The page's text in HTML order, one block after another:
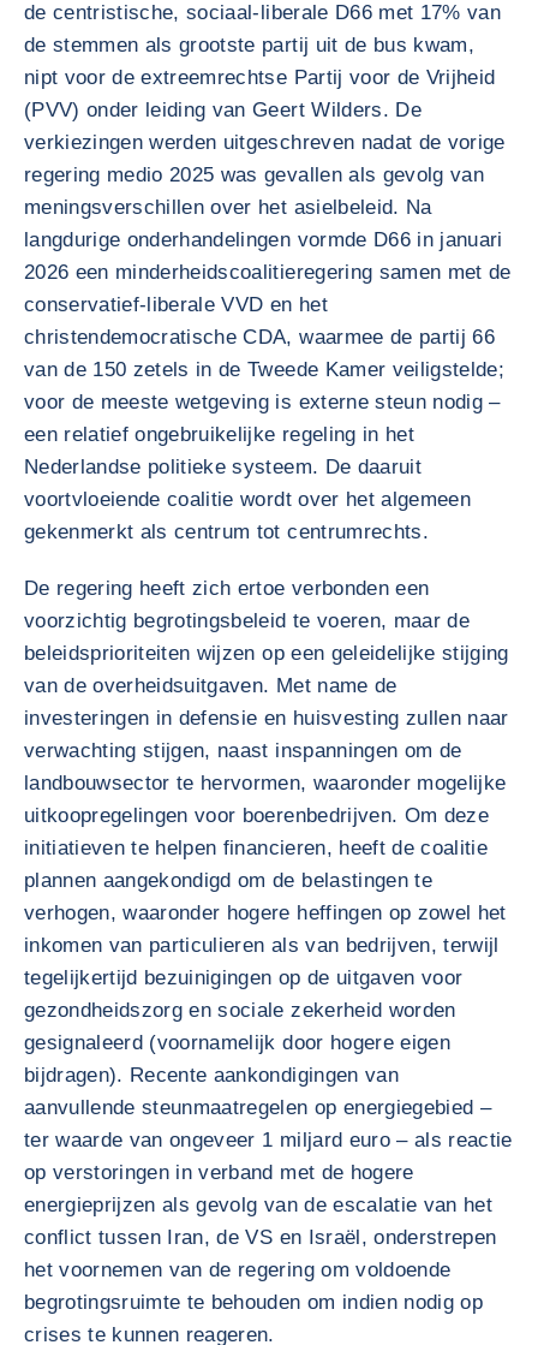
de centristische, sociaal-liberale D66 met 17% van
de stemmen als grootste partij uit de bus kwam,
nipt voor de extreemrechtse Partij voor de Vrijheid
(PVV) onder leiding van Geert Wilders. De
verkiezingen werden uitgeschreven nadat de vorige
regering medio 2025 was gevallen als gevolg van
meningsverschillen over het asielbeleid. Na
langdurige onderhandelingen vormde D66 in januari
2026 een minderheidscoalitieregering samen met de
conservatief-liberale VVD en het
christendemocratische CDA, waarmee de partij 66
van de 150 zetels in de Tweede Kamer veiligstelde;
voor de meeste wetgeving is externe steun nodig –
een relatief ongebruikelijke regeling in het
Nederlandse politieke systeem. De daaruit
voortvloeiende coalitie wordt over het algemeen
gekenmerkt als centrum tot centrumrechts.
De regering heeft zich ertoe verbonden een
voorzichtig begrotingsbeleid te voeren, maar de
beleidsprioriteiten wijzen op een geleidelijke stijging
van de overheidsuitgaven. Met name de
investeringen in defensie en huisvesting zullen naar
verwachting stijgen, naast inspanningen om de
landbouwsector te hervormen, waaronder mogelijke
uitkoopregelingen voor boerenbedrijven. Om deze
initiatieven te helpen financieren, heeft de coalitie
plannen aangekondigd om de belastingen te
verhogen, waaronder hogere heffingen op zowel het
inkomen van particulieren als van bedrijven, terwijl
tegelijkertijd bezuinigingen op de uitgaven voor
gezondheidszorg en sociale zekerheid worden
gesignaleerd (voornamelijk door hogere eigen
bijdragen). Recente aankondigingen van
aanvullende steunmaatregelen op energiegebied –
ter waarde van ongeveer 1 miljard euro – als reactie
op verstoringen in verband met de hogere
energieprijzen als gevolg van de escalatie van het
conflict tussen Iran, de VS en Israël, onderstrepen
het voornemen van de regering om voldoende
begrotingsruimte te behouden om indien nodig op
crises te kunnen reageren.